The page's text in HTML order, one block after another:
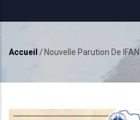
d'Ariane
Accueil / Nouvelle Parution De